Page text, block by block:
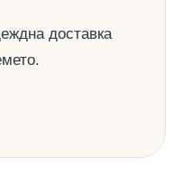
доставка